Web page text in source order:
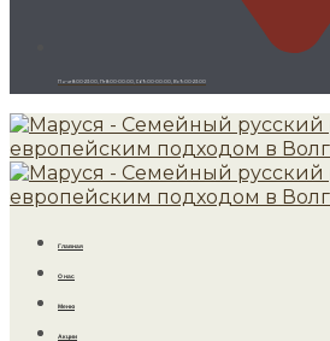
Пн-чт 8:00-23:00, Пт 8:00-00:00, Сб 9:00-00:00, Вс 9:00-23:00
Главная
О нас
Меню
Акции